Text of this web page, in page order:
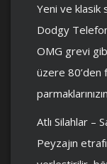
Yeni ve klasik
Dodgy
OMG grevi
üzere 80’den
Atlı Silahlar –
Peyzajın